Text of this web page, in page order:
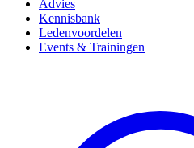
Advies
Kennisbank
Ledenvoordelen
Events & Trainingen